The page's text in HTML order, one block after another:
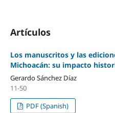
Artículos
Los manuscritos y las
Michoacán: su impacto
Gerardo Sánchez Díaz
11-50
PDF (Spanish)